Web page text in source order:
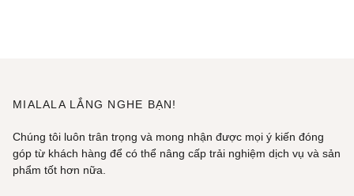
MIALALA LẮNG NGHE BẠN!
Chúng tôi luôn trân trọng và mong nhận được mọi ý kiến đóng
góp từ khách hàng để có thể nâng cấp trải nghiệm dịch vụ và sản
phẩm tốt hơn nữa.